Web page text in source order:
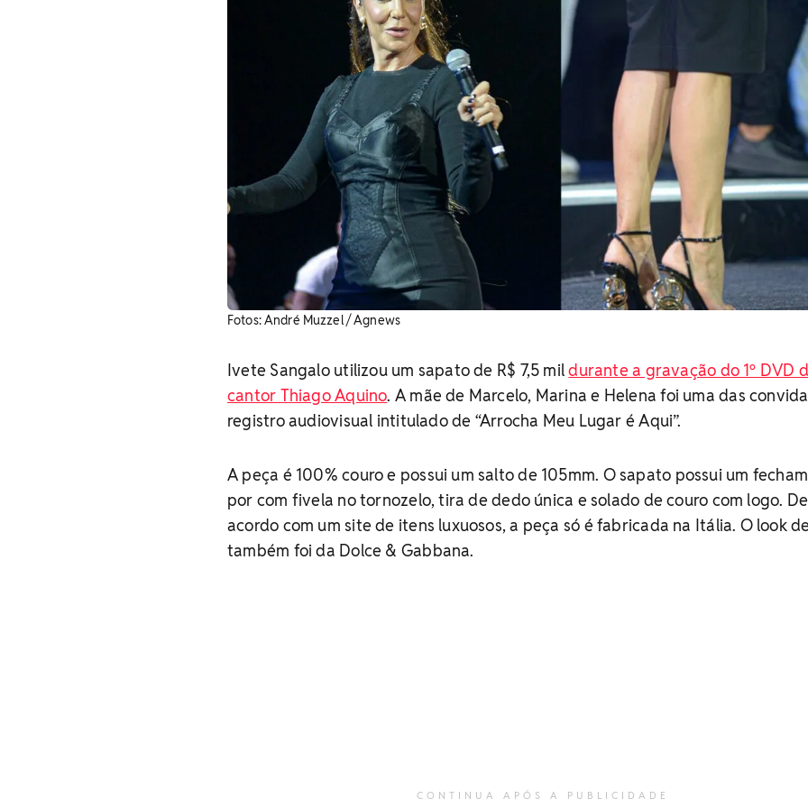
Fotos: André Muzzel / Agnews
Ivete Sangalo utilizou um sapato de R$ 7,5 mildurante a gravação do 1º DVD
cantor Thiago Aquino. A mãe de Marcelo, Marina e Helena foi uma das
registro audiovisual intitulado de “Arrocha Meu Lugar é Aqui”.
A peça é 100% couro e possui um salto de 105mm. O sapato possui um
por com fivela no tornozelo, tira de dedo única e solado de couro com logo. De
acordo com um site de itens luxuosos, a peça só é fabricada na Itália. O look
também foi da Dolce & Gabbana.
CONTINUA APÓS A PUBLICIDADE